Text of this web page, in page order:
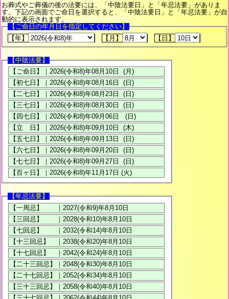
お葬式やご葬儀の後の法要には、「中陰法要日」と「年忌法要」がありま
す。下記の画面でご命日を選択すると、「中陰法要日」と「年忌法要」が自
動的に表示されます。
【ご命日の年月日を指定してください】
【年】
【月】 【日】
【中陰法要】
【年忌法要】